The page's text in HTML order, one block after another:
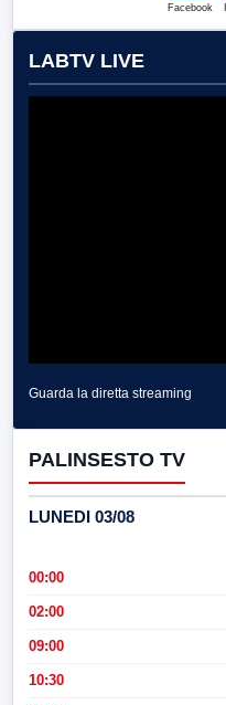
Facebook
LABTV LIVE
Guarda la diretta streaming
PALINSESTO TV
LUNEDI 03/08
00:00
02:00
09:00
10:30